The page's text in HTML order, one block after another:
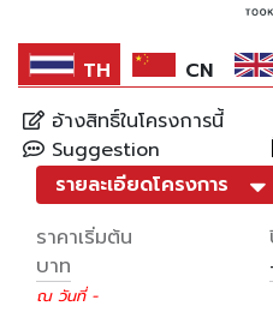
TH CN
อ้างสิทธิ์ในโครงการนี้
Suggestion
รายละเอียดโครงการ
ราคาเริ่มต้น
บาท
ณ วันที่ -